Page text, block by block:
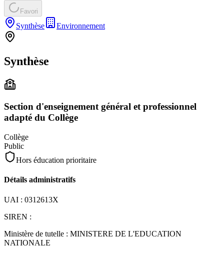
Favori
Synthèse Environnement
Synthèse
Section d'enseignement général et professionnel
adapté du Collège
Collège
Public
Hors éducation prioritaire
Détails administratifs
UAI : 0312613X
SIREN :
Ministère de tutelle : MINISTERE DE L'EDUCATION
NATIONALE